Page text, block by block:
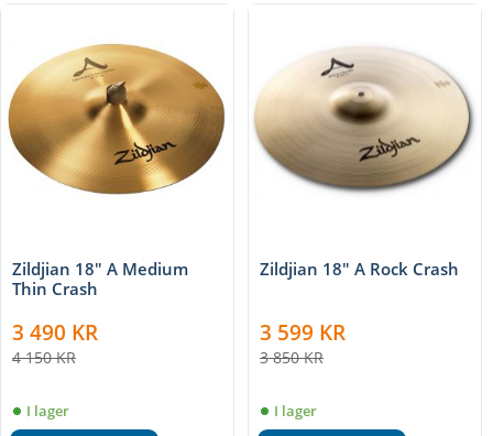
Zildjian 18" A Medium
Thin Crash
3 490 KR
4 150KR
I lager
Zildjian 18" A Rock Crash
3 599 KR
3 850KR
I lager